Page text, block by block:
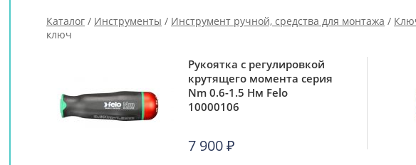
Каталог / Инструменты / Инструмент ручной, средства для монтажа /
ключ
Рукоятка с регулировкой
крутящего момента серия
Nm 0.6-1.5 Нм Felo
10000106
7 900₽